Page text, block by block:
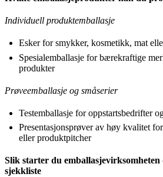
Individuell produktemballasje
Esker for smykker, kosmetikk, mat
Spesialemballasje for bærekraftige
produkter
Prøveemballasje og småserier
Testemballasje for oppstartsbedrifter
Presentasjonsprøver av høy kvalitet
eller produktpitcher
Slik starter du
sjekkliste